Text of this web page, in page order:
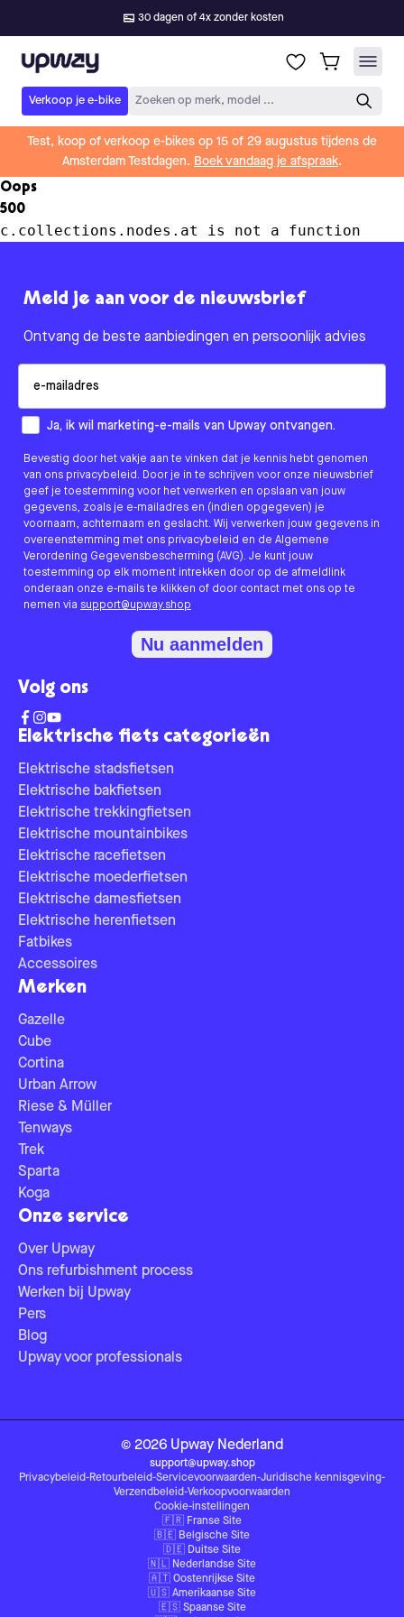
30 dagen of 4x zonder kosten
Upway
Verkoop je e-bike Zoeken op merk, model ...
Test, koop of verkoop e-bikes op 15 of 29 augustus tijdens de
Amsterdam Testdagen. Boek vandaag je afspraak.
Oops
500
c.collections.nodes.at is not a function
Elektrische fiets categorieën
Elektrische stadsfietsen
Elektrische bakfietsen
Elektrische trekkingfietsen
Elektrische mountainbikes
Elektrische racefietsen
Elektrische moederfietsen
Elektrische damesfietsen
Elektrische herenfietsen
Fatbikes
Accessoires
Merken
Gazelle
Cube
Cortina
Urban Arrow
Riese & Müller
Tenways
Trek
Sparta
Koga
Onze service
Over Upway
Ons refurbishment process
Werken bij Upway
Pers
Blog
Upway voor professionals
Meld je aan voor de nieuwsbrief
Ontvang de beste aanbiedingen en persoonlijk advies
How would you like to hear from us?
Ja, ik wil marketing-e-mails van Upway ontvangen.
Bevestig door het vakje aan te vinken dat je kennis hebt genomen
van ons privacybeleid. Door je in te schrijven voor onze nieuwsbrief
geef je toestemming voor het verwerken en opslaan van jouw
gegevens, zoals je e-mailadres en (indien opgegeven) je
voornaam, achternaam en geslacht. Wij verwerken jouw gegevens in
overeenstemming met ons privacybeleid en de Algemene
Verordening Gegevensbescherming (AVG). Je kunt jouw
toestemming op elk moment intrekken door op de afmeldlink
onderaan onze e-mails te klikken of door contact met ons op te
nemen via support@upway.shop
Nu aanmelden
Volg ons
© 2026 Upway Nederland
support@upway.shop
Privacybeleid-Retourbeleid-Servicevoorwaarden-Juridische kennisgeving-
Verzendbeleid-Verkoopvoorwaarden
Cookie-instellingen
🇫🇷 Franse Site
🇧🇪 Belgische Site
🇩🇪 Duitse Site
🇳🇱 Nederlandse Site
🇦🇹 Oostenrijkse Site
🇺🇸 Amerikaanse Site
🇪🇸 Spaanse Site